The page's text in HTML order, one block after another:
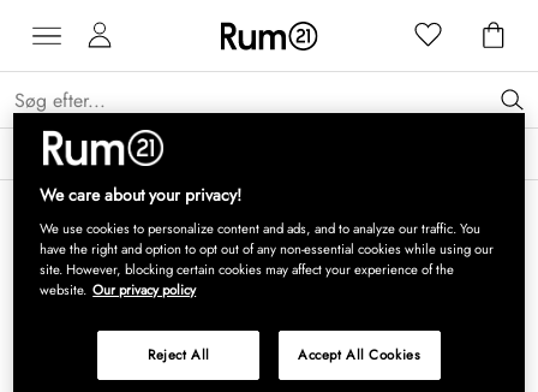
Få 15 % på Grythyttan Stålmöbler* →
We care about your privacy!
We use cookies to personalize content and ads, and to analyze our traffic. You
have the right and option to opt out of any non-essential cookies while using our
site. However, blocking certain cookies may affect your experience of the
website. Our privacy policy
Reject All Accept All Cookies